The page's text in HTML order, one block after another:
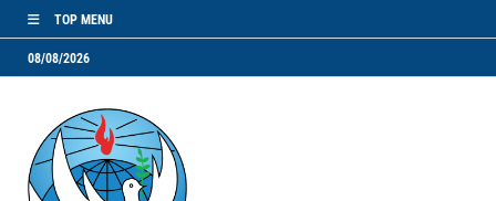
TOP MENU
08/08/2026